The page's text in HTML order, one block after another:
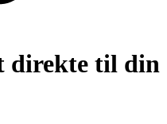
direkte til din